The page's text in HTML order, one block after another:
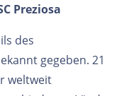
Preziosa
des
gegeben. 21
weltweit